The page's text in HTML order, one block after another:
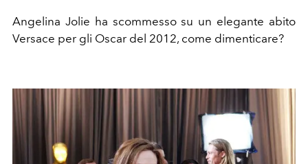
Angelina Jolie ha scommesso su un elegante abito
Versace per gli Oscar del 2012, come dimenticare?